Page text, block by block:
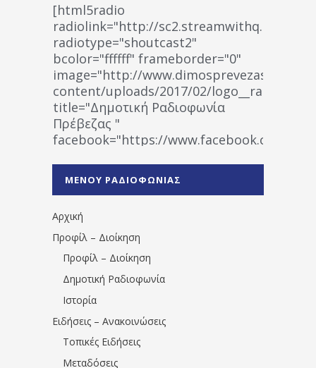
[html5radio
radiolink="http://
radiotype="shoutcast2"
bcolor="ffffff" frameborder="0"
image="http://www.dimosprevezas.gr/wp-
content/uploads/2017/02/
title="Δημοτική Ραδιοφωνία
Πρέβεζας "
facebook="https://www.facebook.com/
1531194763766854/" artist="" ]
ΜΕΝΟΥ ΡΑΔΙΟΦΩΝΙΑΣ
Αρχική
Προφίλ – Διοίκηση
Προφίλ – Διοίκηση
Δημοτική Ραδιοφωνία
Ιστορία
Ειδήσεις – Ανακοινώσεις
Τοπικές Ειδήσεις
Μεταδόσεις